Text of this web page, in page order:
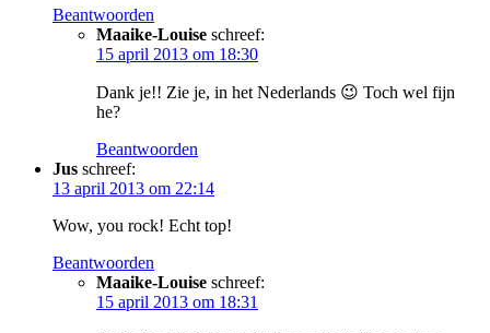
Beantwoorden
Maaike-Louise schreef:
15 april 2013 om 18:30
Dank je!! Zie je, in het Nederlands 😉 Toch wel fijn
he?
Beantwoorden
Jus schreef:
13 april 2013 om 22:14
Wow, you rock! Echt top!
Beantwoorden
Maaike-Louise schreef:
15 april 2013 om 18:31